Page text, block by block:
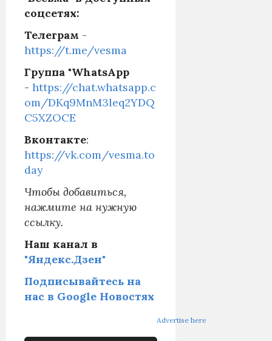
соцсетях:
Телеграм -
https://t.me/vesma
Группа "WhatsApp
- https://chat.whatsapp.c
om/DKq9MnM3leq2YDQ
C5XZOCE
Вконтакте:
https://vk.com/vesma.to
day
Чтобы добавиться,
нажмите на нужную
ссылку.
Наш канал в
"Яндекс.Дзен"
Подписывайтесь на
нас в Google Новостях
Advertise here